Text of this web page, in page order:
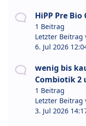
HiPP Pre
1 Beitrag
Letzter Beitrag
6. Jul 2026
wenig bis
Combiotik 2
1 Beitrag
Letzter Beitrag
3. Jul 2026